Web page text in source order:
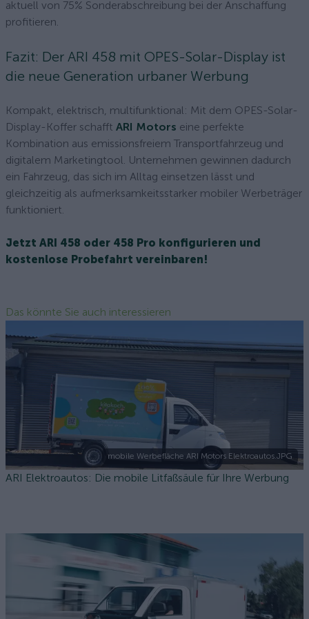
aktuell von 75% Sonderabschreibung bei der Anschaffung
profitieren.
Fazit: Der ARI 458 mit OPES-Solar-Display ist
die neue Generation urbaner Werbung
Kompakt, elektrisch, multifunktional: Mit dem OPES-Solar-
Display-Koffer schafft ARI Motors eine perfekte
Kombination aus emissionsfreiem Transportfahrzeug und
digitalem Marketingtool. Unternehmen gewinnen dadurch
ein Fahrzeug, das sich im Alltag einsetzen lässt und
gleichzeitig als aufmerksamkeitsstarker mobiler Werbeträger
funktioniert.
Jetzt ARI 458 oder 458 Pro konfigurieren und
kostenlose Probefahrt vereinbaren!
Das könnte Sie auch interessieren
mobile Werbefläche ARI Motors Elektroautos.JPG
ARI Elektroautos: Die mobile Litfaßsäule für Ihre Werbung